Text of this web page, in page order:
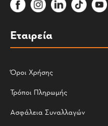
Εταιρεία
Όροι Χρήσης
Τρόποι Πληρωμής
Ασφάλεια Συναλλαγών